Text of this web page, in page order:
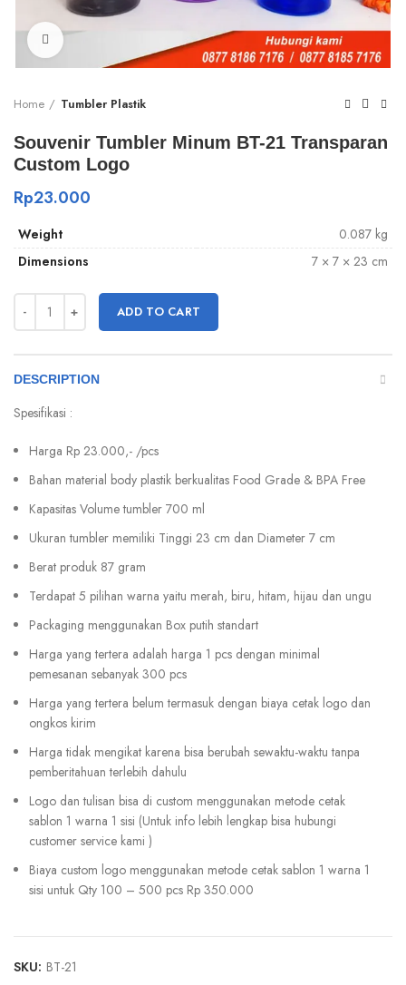
Click to enlarge
Home Tumbler Plastik
Souvenir Tumbler Minum BT-21 Transparan
Custom Logo
Rp23.000
Weight
0.087 kg
Dimensions
7 × 7 × 23 cm
ADD TO CART
DESCRIPTION
Spesifikasi :
Harga Rp 23.000,- /pcs
Bahan material body plastik berkualitas Food Grade & BPA Free
Kapasitas Volume tumbler 700 ml
Ukuran tumbler memiliki Tinggi 23 cm dan Diameter 7 cm
Berat produk 87 gram
Terdapat 5 pilihan warna yaitu merah, biru, hitam, hijau dan ungu
Packaging menggunakan Box putih standart
Harga yang tertera adalah harga 1 pcs dengan minimal
pemesanan sebanyak 300 pcs
Harga yang tertera belum termasuk dengan biaya cetak logo dan
ongkos kirim
Harga tidak mengikat karena bisa berubah sewaktu-waktu tanpa
pemberitahuan terlebih dahulu
Logo dan tulisan bisa di custom menggunakan metode cetak
sablon 1 warna 1 sisi (Untuk info lebih lengkap bisa hubungi
customer service kami )
Biaya custom logo menggunakan metode cetak sablon 1 warna 1
sisi untuk Qty 100 – 500 pcs Rp 350.000
SKU: BT-21